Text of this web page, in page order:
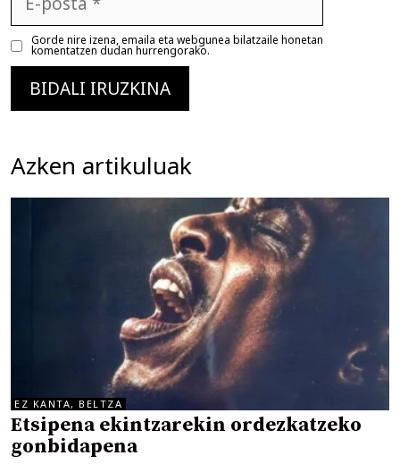
posta
Gorde nire izena, emaila eta webgunea bilatzaile honetan
komentatzen dudan hurrengorako.
Azken artikuluak
EZ KANTA, BELTZA
Etsipena ekintzarekin ordezkatzeko
gonbidapena